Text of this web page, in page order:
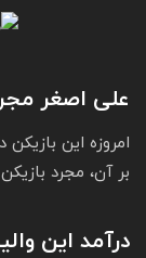
علی اصغر
امروزه این
بر آن، مجرد
درآمد این